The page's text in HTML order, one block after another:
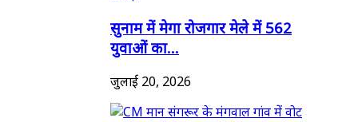
सुनाम में मेगा रोजगार मेले में 562
युवाओं का...
जुलाई 20, 2026